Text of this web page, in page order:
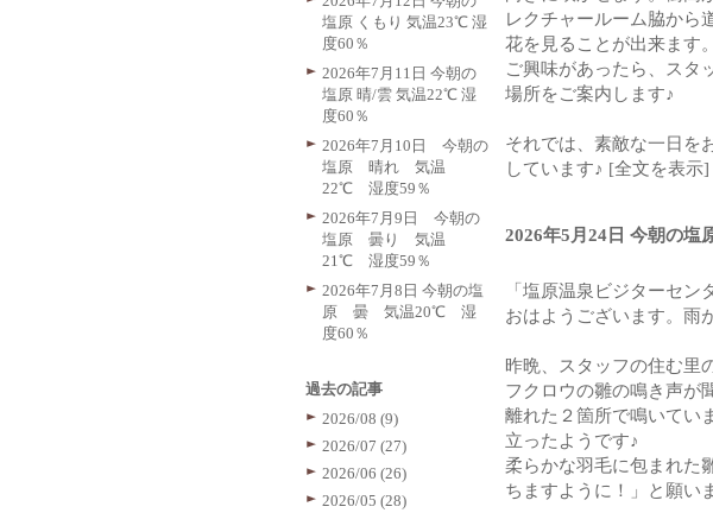
レクチャールーム脇から
花を見ることが出来ます。
ご興味があったら、スタ
場所をご案内します♪
それでは、素敵な一日を
しています♪ [全文を表示]
2026年5月24日 今朝の塩
「塩原温泉ビジターセン
おはようございます。雨
昨晩、スタッフの住む
フクロウの雛の鳴き声が
離れた２箇所で鳴いてい
立ったようです♪
柔らかな羽毛に包まれた
ちますように！」と願い
塩原 くもり 気温23℃ 湿
度60％
2026年7月11日 今朝の
塩原 晴/雲 気温22℃ 湿
度60％
2026年7月10日 今朝の
塩原 晴れ 気温
22℃ 湿度59％
2026年7月9日 今朝の
塩原 曇り 気温
21℃ 湿度59％
2026年7月8日 今朝の塩
原 曇 気温20℃ 湿
度60％
過去の記事
2026/08 (9)
2026/07 (27)
2026/06 (26)
2026/05 (28)